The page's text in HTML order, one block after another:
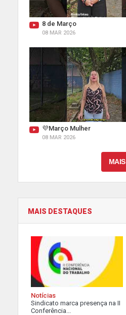
8 de Março
08 MAR 2026
💜Março Mulher
08 MAR 2026
MAIS DESTAQUES
Notícias
Sindicato marca presença na II
Conferência...